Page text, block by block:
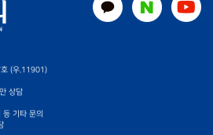
(우.11901)
상담
등 기타 문의